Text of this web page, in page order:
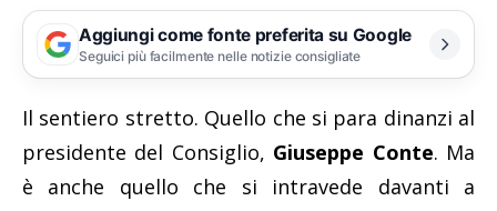
Aggiungi come fonte preferita su Google
Seguici più facilmente nelle notizie consigliate
Il sentiero stretto. Quello che si para dinanzi al
presidente del Consiglio, Giuseppe Conte. Ma
è anche quello che si intravede davanti a